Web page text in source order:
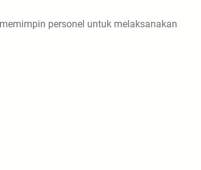
personel untuk melaksanakan